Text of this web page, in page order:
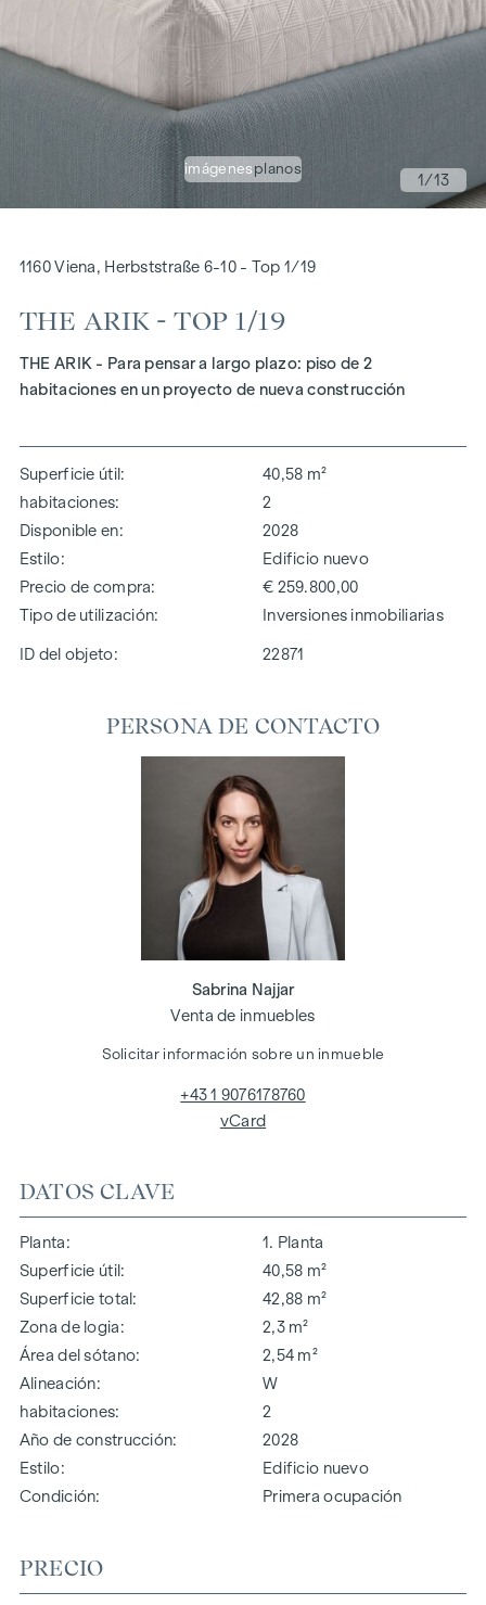
imágenes planos
1/13
1160 Viena, Herbststraße 6-10 - Top 1/19
THE ARIK - TOP 1/19
THE ARIK - Para pensar a largo plazo: piso de 2
habitaciones en un proyecto de nueva construcción
Superficie útil
40,58 m²
habitaciones
2
Disponible en
2028
Estilo
Edificio nuevo
Precio de compra
€ 259.800,00
Tipo de utilización
Inversiones inmobiliarias
ID del objeto: 22871
DATOS CLAVE
Planta
1. Planta
Superficie útil
40,58 m²
Superficie total
42,88 m²
Zona de logia
2,3 m²
Área del sótano
2,54 m²
Alineación
W
habitaciones
2
Año de construcción
2028
Estilo
Edificio nuevo
Condición
Primera ocupación
PRECIO
PERSONA DE CONTACTO
Sabrina Najjar
Venta de inmuebles
Solicitar información sobre un inmueble
+43 1 9076178760
vCard